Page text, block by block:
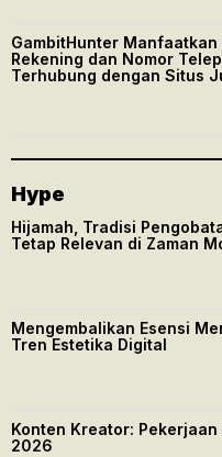
GambitHunter
Rekening dan Nomor
Terhubung dengan Situs
Hype
Hijamah, Tradisi
Tetap Relevan di Zaman
Mengembalikan Esensi
Tren Estetika Digital
Konten Kreator: Pekerjaan
2026